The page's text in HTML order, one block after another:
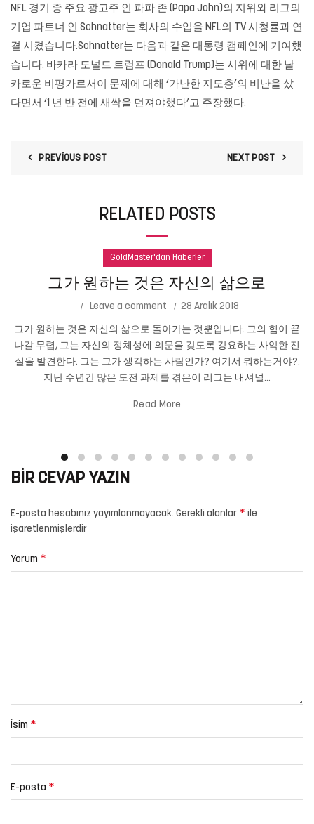
NFL 경기 중 주요 광고주 인 파파 존 (Papa John)의 지위와 리그의
기업 파트너 인 Schnatter는 회사의 수입을 NFL의 TV 시청률과 연
결 시켰습니다.Schnatter는 다음과 같은 대통령 캠페인에 기여했
습니다. 바카라 도널드 트럼프 (Donald Trump)는 시위에 대한 날
카로운 비평가로서이 문제에 대해 ‘가난한 지도층’의 비난을 샀
다면서 ‘1 년 반 전에 새싹을 던져야했다’고 주장했다.
PREVIOUS POST NEXT POST
RELATED POSTS
GoldMaster'dan Haberler
그가 원하는 것은 자신의 삶으로
Leave a comment 28 Aralık 2018
그가 원하는 것은 자신의 삶으로 돌아가는 것뿐입니다. 그의 힘이 끝
나갈 무렵, 그는 자신의 정체성에 의문을 갖도록 강요하는 사악한 진
실을 발견한다. 그는 그가 생각하는 사람인가? 여기서 뭐하는거야?.
지난 수년간 많은 도전 과제를 겪은이 리그는 내셔널...
Read More
BIR CEVAP YAZIN
E-posta hesabınız yayımlanmayacak. Gerekli alanlar * ile
işaretlenmişlerdir
Yorum *
İsim *
E-posta *